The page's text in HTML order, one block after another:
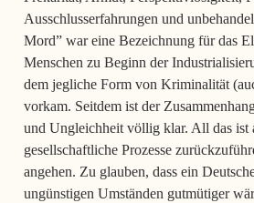
Ausschlusserfahrungen und
Mord” war eine Bezeichnung für das
Menschen zu Beginn der
dem jegliche Form von Kriminalität
vorkam. Seitdem ist der
und Ungleichheit völlig klar. All das ist
gesellschaftliche Prozesse
angehen. Zu glauben, dass ein
ungünstigen Umständen gutmütiger